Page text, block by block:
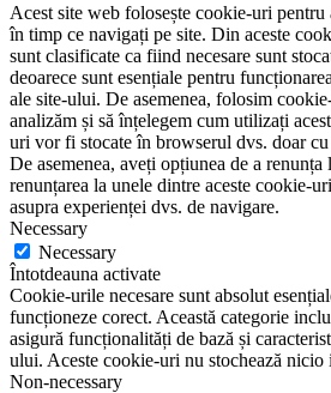
Acest site web folosește cookie-uri
în timp ce navigați pe site. Din aceste
sunt clasificate ca fiind necesare sunt
deoarece sunt esențiale pentru
ale site-ului. De asemenea, folosim
analizăm și să înțelegem cum utilizați
uri vor fi stocate în browserul dvs. doar
De asemenea, aveți opțiunea de a
renunțarea la unele dintre aceste cookie-
asupra experienței dvs. de navigare.
Necessary
Necessary
Întotdeauna activate
Cookie-urile necesare sunt absolut
funcționeze corect. Această categorie
asigură funcționalități de bază și
ului. Aceste cookie-uri nu stochează nicio
Non-necessary